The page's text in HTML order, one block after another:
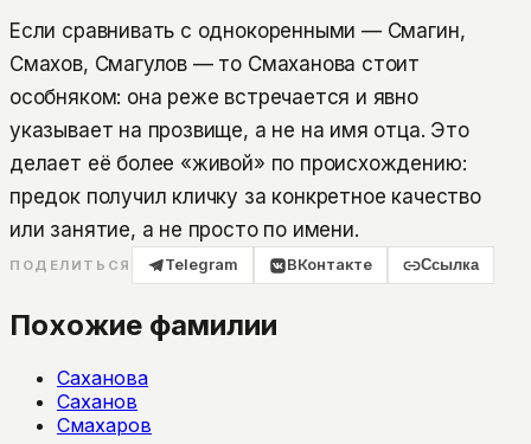
Если сравнивать с однокоренными — Смагин,
Смахов, Смагулов — то Смаханова стоит
особняком: она реже встречается и явно
указывает на прозвище, а не на имя отца. Это
делает её более «живой» по происхождению:
предок получил кличку за конкретное качество
или занятие, а не просто по имени.
ПОДЕЛИТЬСЯ Telegram ВКонтакте Ссылка
Похожие фамилии
Саханова
Саханов
Смахаров